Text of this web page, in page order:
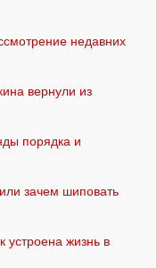
недавних
вернули из
порядка и
зачем шиповать
жизнь в